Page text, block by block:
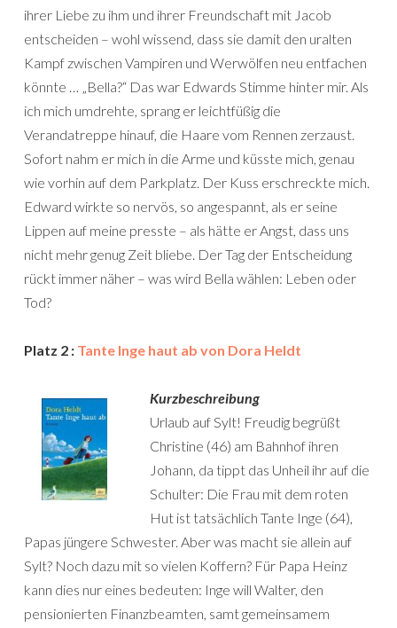
ihrer Liebe zu ihm und ihrer Freundschaft mit Jacob
entscheiden – wohl wissend, dass sie damit den uralten
Kampf zwischen Vampiren und Werwölfen neu entfachen
könnte … „Bella?“ Das war Edwards Stimme hinter mir. Als
ich mich umdrehte, sprang er leichtfüßig die
Verandatreppe hinauf, die Haare vom Rennen zerzaust.
Sofort nahm er mich in die Arme und küsste mich, genau
wie vorhin auf dem Parkplatz. Der Kuss erschreckte mich.
Edward wirkte so nervös, so angespannt, als er seine
Lippen auf meine presste – als hätte er Angst, dass uns
nicht mehr genug Zeit bliebe. Der Tag der Entscheidung
rückt immer näher – was wird Bella wählen: Leben oder
Tod?
Platz 2 : Tante Inge haut ab von Dora Heldt
Kurzbeschreibung
Urlaub auf Sylt! Freudig begrüßt
Christine (46) am Bahnhof ihren
Johann, da tippt das Unheil ihr auf die
Schulter: Die Frau mit dem roten
Hut ist tatsächlich Tante Inge (64),
Papas jüngere Schwester. Aber was macht sie allein auf
Sylt? Noch dazu mit so vielen Koffern? Für Papa Heinz
kann dies nur eines bedeuten: Inge will Walter, den
pensionierten Finanzbeamten, samt gemeinsamem